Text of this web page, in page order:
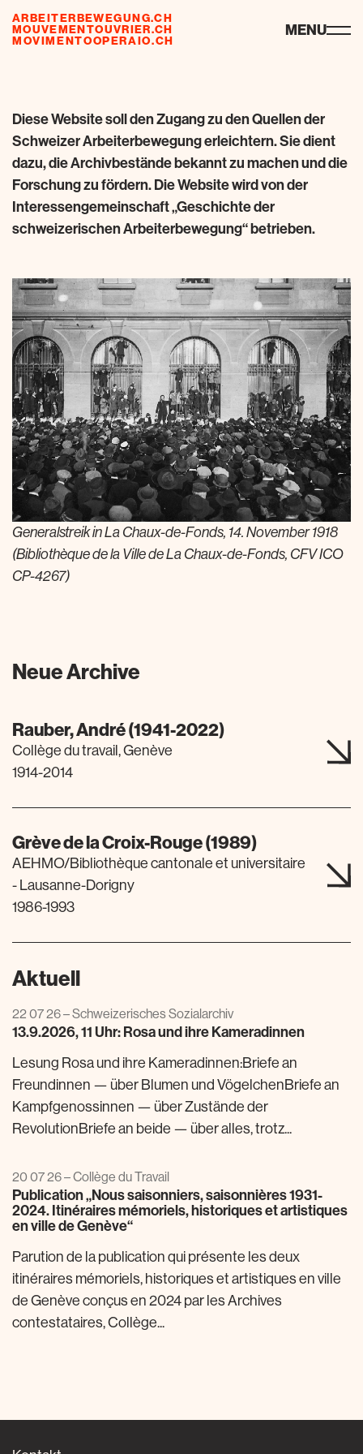
ARBEITERBEWEGUNG.CH
MOUVEMENTOUVRIER.CH
MOVIMENTOOPERAIO.CH
ressourcen MENU
Generalstreik in La Chaux-de-Fonds, 14. November 1918
(Bibliothèque de la Ville de La Chaux-de-Fonds, CFV ICO
CP-4267)
Diese Website soll den Zugang zu den Quellen der
Schweizer Arbeiterbewegung erleichtern. Sie dient
dazu, die Archivbestände bekannt zu machen und die
Forschung zu fördern. Die Website wird von der
Interessengemeinschaft „Geschichte der
schweizerischen Arbeiterbewegung“ betrieben.
Neue Archive
Rauber, André (1941-2022)
Collège du travail, Genève
1914-2014
Grève de la Croix-Rouge (1989)
AEHMO/Bibliothèque cantonale et universitaire
- Lausanne-Dorigny
1986-1993
Aktuell
22 07 26 – Schweizerisches Sozialarchiv
13.9.2026, 11 Uhr: Rosa und ihre Kameradinnen
Lesung Rosa und ihre Kameradinnen:Briefe an
Freundinnen — über Blumen und VögelchenBriefe an
Kampfgenossinnen — über Zustände der
RevolutionBriefe an beide — über alles, trotz...
20 07 26 – Collège du Travail
Publication „Nous saisonniers, saisonnières 1931-
2024. Itinéraires mémoriels, historiques et artistiques
en ville de Genève“
Parution de la publication qui présente les deux
itinéraires mémoriels, historiques et artistiques en ville
de Genève conçus en 2024 par les Archives
contestataires, Collège...